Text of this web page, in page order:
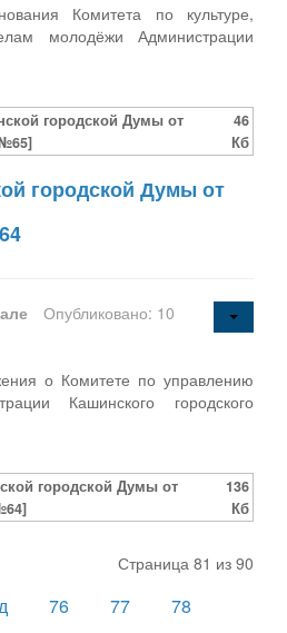
Комитета по культуре,
молодёжи Администрации
городской Думы от
46
Кб
городской Думы от
Опубликовано: 10
о Комитете по управлению
Кашинского городского
городской Думы от
136
Кб
Страница 81 из 90
76 77
78